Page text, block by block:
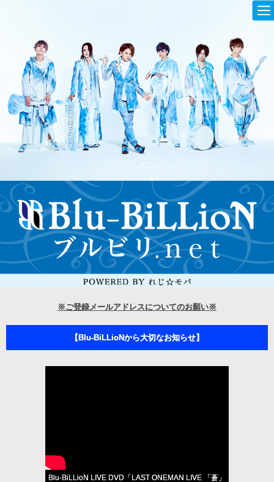
※ご登録メールアドレスについてのお願い※
【Blu-BiLLioNから大切なお知らせ】
Blu-BiLLioN LIVE DVD「LAST ONEMAN LIVE 「蒼」